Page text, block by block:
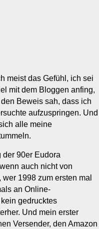
meist das Gefühl, ich sei
mit dem Bloggen anfing,
Beweis sah, dass ich
aufzuspringen. Und
alle meine
der 90er Eudora
auch nicht von
1998 zum ersten mal
an Online-
gedrucktes
Und mein erster
Versender, den Amazon